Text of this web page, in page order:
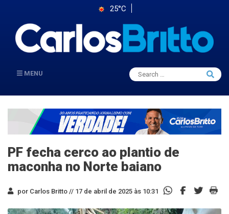
25°C
MENU
Search
for:
Search
PF fecha cerco ao plantio de
maconha no Norte baiano
por Carlos Britto // 17 de abril de 2025 às 10:31